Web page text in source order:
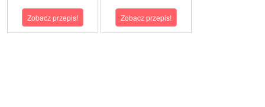
Zobacz przepis! Zobacz przepis!